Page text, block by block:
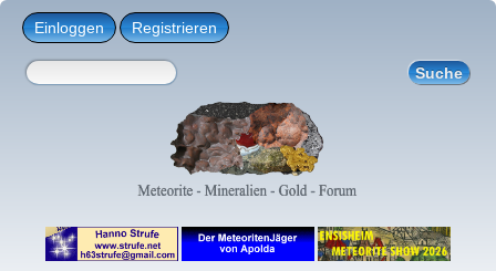
Einloggen Registrieren